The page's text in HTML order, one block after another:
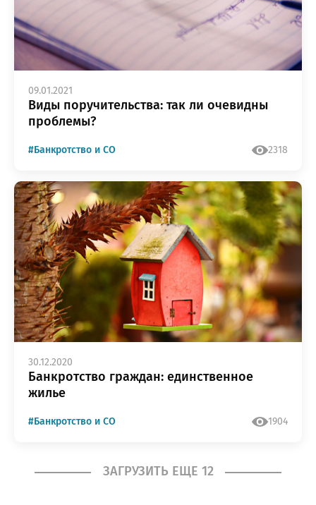
09.01.2021
Виды поручительства: так ли очевидны
проблемы?
#Банкротство и СО 2318
30.12.2020
Банкротство граждан: единственное
жилье
#Банкротство и СО 1904
ЗАГРУЗИТЬ ЕЩЕ 12